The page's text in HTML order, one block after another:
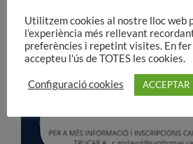
Utilitzem cookies al nostre lloc web
l’experiència més rellevant
preferències i repetint visites. En fer
accepteu l'ús de TOTES les cookies.
Configuració cookies ACCEPTAR